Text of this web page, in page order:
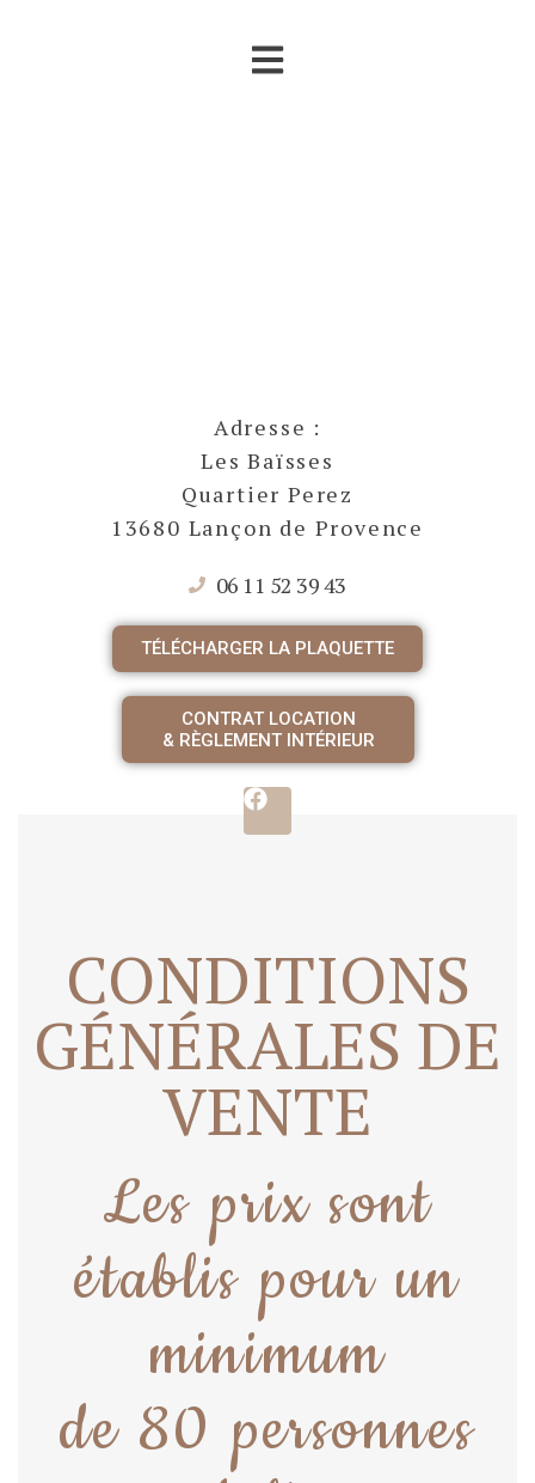
Adresse :
Les Baïsses
Quartier Perez
13680 Lançon de Provence
06 11 52 39 43
TÉLÉCHARGER LA PLAQUETTE
CONTRAT LOCATION
& RÈGLEMENT INTÉRIEUR
CONDITIONS
GÉNÉRALES DE
VENTE
Les prix sont
établis pour un
minimum
de 80 personnes